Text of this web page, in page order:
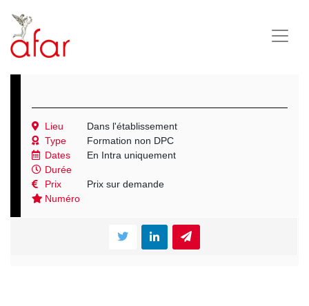
Lieu
Dans l'établissement
Type
Formation non DPC
Dates
En Intra uniquement
Durée
Prix
Prix sur demande
Numéro